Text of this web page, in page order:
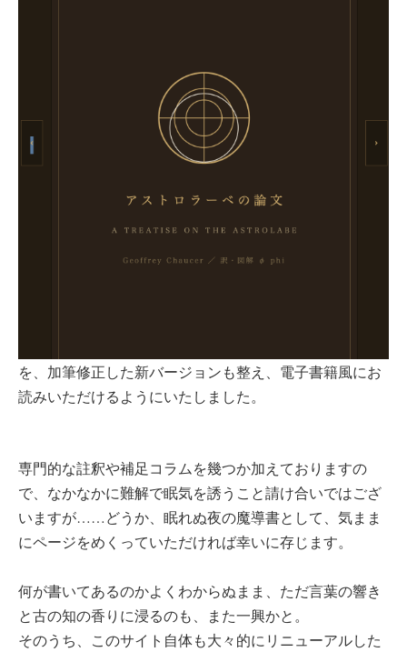
を、加筆修正した新バージョンも整え、電子書籍風にお
読みいただけるようにいたしました。
専門的な註釈や補足コラムを幾つか加えておりますの
で、なかなかに難解で眠気を誘うこと請け合いではござ
いますが……どうか、眠れぬ夜の魔導書として、気まま
にページをめくっていただければ幸いに存じます。
何が書いてあるのかよくわからぬまま、ただ言葉の響き
と古の知の香りに浸るのも、また一興かと。
そのうち、このサイト自体も大々的にリニューアルした